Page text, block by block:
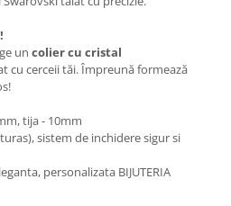
un colier cu cristal
cu cerceii tăi. Împreună formează
tija - 10mm
sistem de inchidere sigur si
personalizata BIJUTERIA